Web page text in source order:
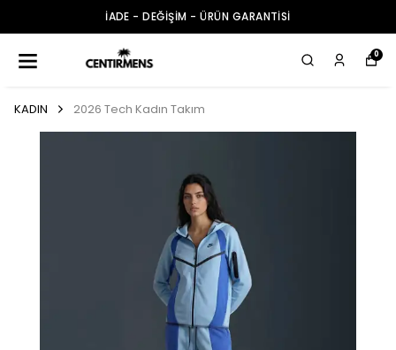
İADE - DEĞİŞİM - ÜRÜN GARANTİSİ
0
KADIN 2026 Tech Kadın Takım